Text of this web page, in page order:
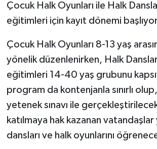
Çocuk Halk Oyunları ile Halk
eğitimleri için kayıt dönemi
Çocuk Halk Oyunları 8-13 yaş
yönelik düzenlenirken, Halk
eğitimleri 14-40 yaş grubunu
program da kontenjanla sınırlı
yetenek sınavı ile
katılmaya hak kazanan vatandaşlar
dansları ve halk oyunlarını